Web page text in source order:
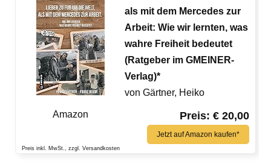
Amazon
als mit dem Mercedes zur
Arbeit: Wie wir lernten, was
wahre Freiheit bedeutet
(Ratgeber im GMEINER-
Verlag)*
von Gärtner, Heiko
Preis: € 20,00
Jetzt auf Amazon kaufen*
Preis inkl. MwSt., zzgl. Versandkosten